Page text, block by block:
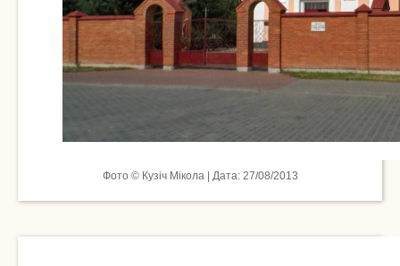
Фото © Кузіч Мікола | Дата: 27/08/2013